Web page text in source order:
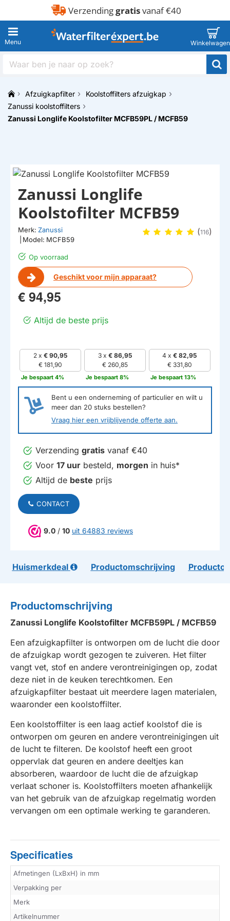
Verzendinggratisvanaf €40
Waar
naar
op
zoek?
h
m
Afzuigkapfilter
Koolstoffilters afzuigkap
Zanussi koolstoffilters
Zanussi Longlife Koolstofilter MCFB59PL / MCFB59
Op voorraad
Geschikt voor mijn apparaat?
Zanussi Longlife
Koolstofilter MCFB59
Merk: Zanussi
Model: MCFB59
(116)
€ 94,95
Altijd de beste prijs
2 x € 90,95
€ 181,90
Je bespaart 4%
3 x € 86,95
€ 260,85
Je bespaart 8%
4 x€ 82,95
€ 331,80
Je bespaart 13%
Bent u een onderneming of particulier en wilt u
meer dan 20 stuks bestellen?
Vraag hier een vrijblijvende offerte aan.
Verzending gratis vanaf €40
Voor 17 uur besteld, morgen in huis*
Altijd de beste prijs
CONTACT
9.0 / 10 uit 64883 reviews
Huismerkdeal Productomschrijving
Productomschrijving
Zanussi Longlife Koolstofilter MCFB59PL / MCFB59
Een afzuigkapfilter is ontworpen om de lucht die door
de afzuigkap wordt gezogen te zuiveren. Het filter
vangt vet, stof en andere verontreinigingen op, zodat
deze niet in de keuken terechtkomen. Een
afzuigkapfilter bestaat uit meerdere lagen materialen,
waaronder een koolstoffilter.
Een koolstoffilter is een laag actief koolstof die is
ontworpen om geuren en andere verontreinigingen uit
de lucht te filteren. De koolstof heeft een groot
oppervlak dat geuren en andere deeltjes kan
absorberen, waardoor de lucht die de afzuigkap
verlaat schoner is. Koolstoffilters moeten afhankelijk
van het gebruik van de afzuigkap regelmatig worden
vervangen om een optimale werking te garanderen.
Specificaties
Afmetingen (LxBxH) in mm
Verpakking per
Merk
Artikelnummer